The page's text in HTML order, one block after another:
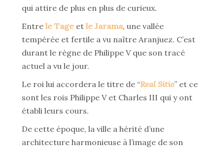
qui attire de plus en plus de curieux.
Entre le Tage et le Jarama, une vallée
tempérée et fertile a vu naître Aranjuez. C’est
durant le règne de Philippe V que son tracé
actuel a vu le jour.
Le roi lui accordera le titre de “Real Sitio” et ce
sont les rois Philippe V et Charles III qui y ont
établi leurs cours.
De cette époque, la ville a hérité d’une
architecture harmonieuse à l’image de son